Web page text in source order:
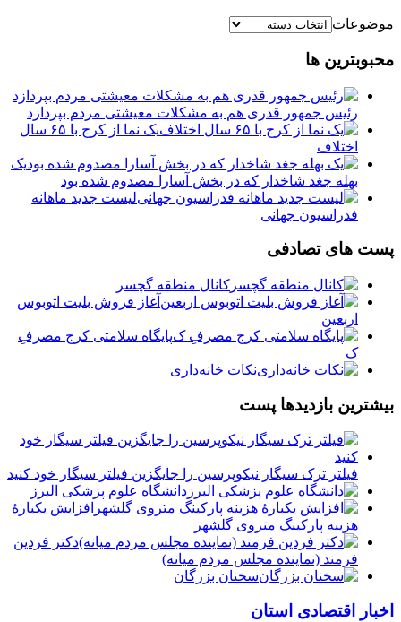
موضوعات
محبوبترین ها
رئیس جمهور قدری هم به مشکلات معیشتی مردم بپردازد
یک نما از کرج با ۶۵ سال
اختلاف
یک
بهله جغد شاخدار که در بخش آسارا مصدوم شده بود
لیست جدید ماهانه
فدراسیون جهانی
پست های تصادفی
کانال منطقه گچسر
️آغاز فروش بلیت اتوبوس
اربعین
پایگاه سلامتی کرج مصرفِ
ک
نکات خانه‌داری
بیشترین بازدیدها پست
فیلتر ترک سیگار نیکوپرسین را جایگزین فیلتر سیگار خود کنید
دانشگاه علوم پزشکی البرز
افزایش یکبارۀ
هزینه پارکینگ متروی گلشهر
دكتر فردين
فرمند (نماينده مجلس مردم میانه)
سخنان بزرگان
اخبار اقتصادی استان